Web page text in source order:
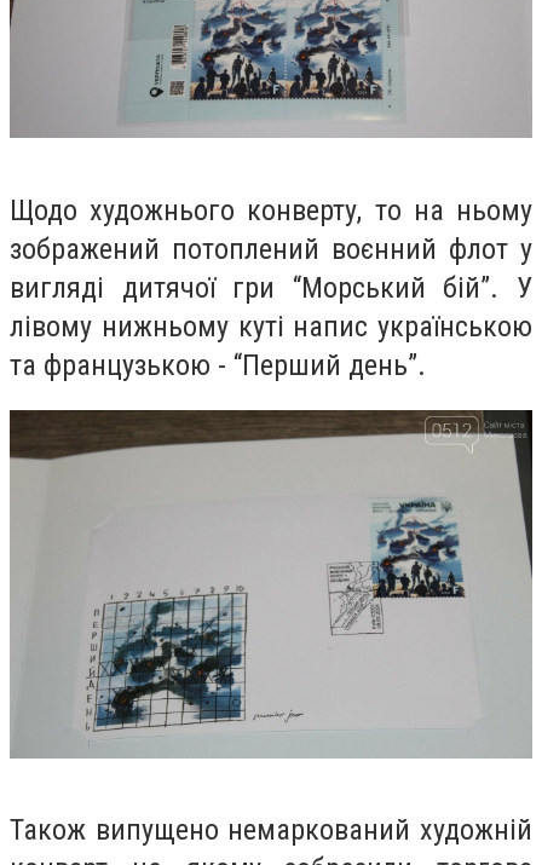
Щодо художнього конверту, то на ньому
зображений потоплений воєнний флот у
вигляді дитячої гри “Морський бій”. У
лівому нижньому куті напис українською
та французькою - “Перший день”.
Також випущено немаркований художній